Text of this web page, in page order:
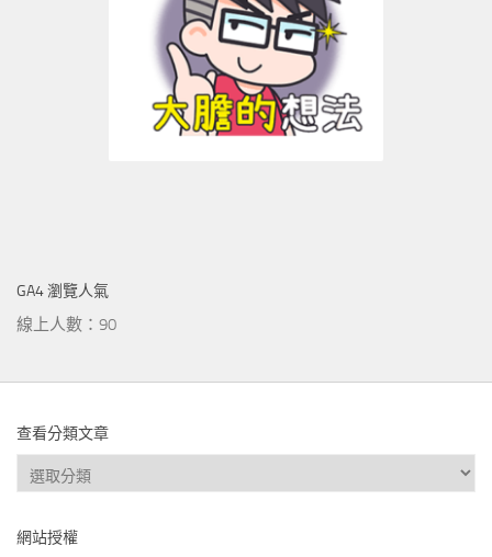
GA4 瀏覽人氣
線上人數：90
查看分類文章
查
看
類
網站授權